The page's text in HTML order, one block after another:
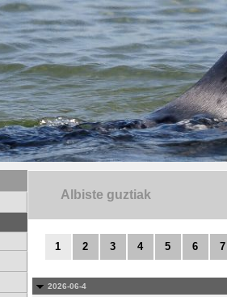
Albiste guztiak
1 2 3 4 5 6 7
2026-06-4